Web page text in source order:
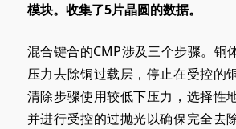
模块。收集了5片晶圆的数据。
混合键合的CMP涉及三个步骤。铜
压力去除铜过载层，停止在受控的
清除步骤使用较低下压力，选择性
并进行受控的过抛光以确保完全去